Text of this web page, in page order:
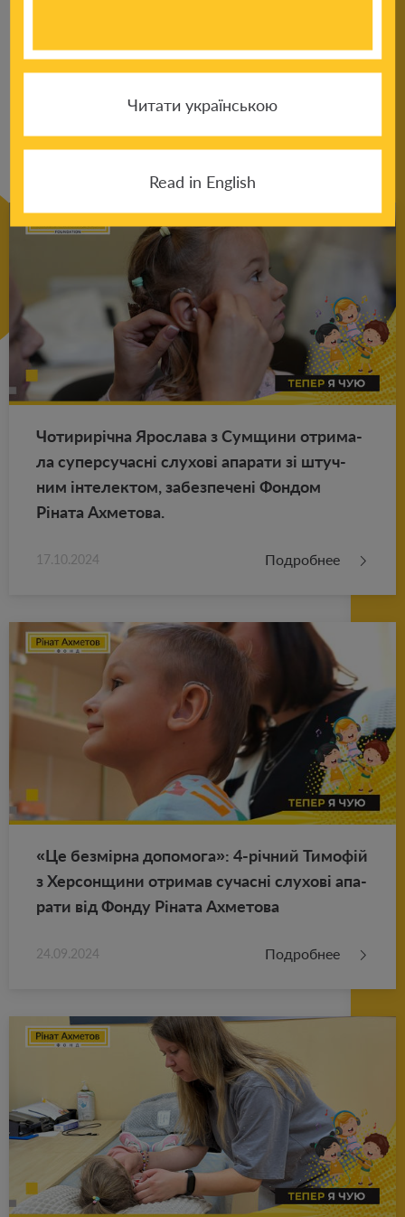
К другим
новостям
Чо­ти­рирічна Яро­сла­ва з Сум­щи­ни от­ри­ма­
ла су­пер­су­часні слу­хові апа­ра­ти зі штуч­
ним інте­лек­том, за­без­пе­чені Фон­дом
Ріната Ах­ме­то­ва.
17.10.2024 Подробнее
«Це безмірна до­по­мо­га»: 4-річний Тимофій
з Хер­сон­щи­ни от­ри­мав су­часні слу­хові апа­
ра­ти від Фонду Ріната Ах­ме­то­ва
24.09.2024 Подробнее
Читати українською
Read in English